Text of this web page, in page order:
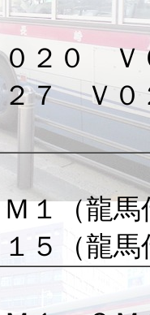
０２０
７ Ｖ０
１（
５（龍